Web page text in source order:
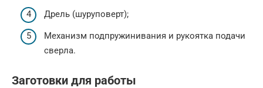
Дрель (шуруповерт);
Механизм подпружинивания и рукоятка подачи
сверла.
Заготовки для работы